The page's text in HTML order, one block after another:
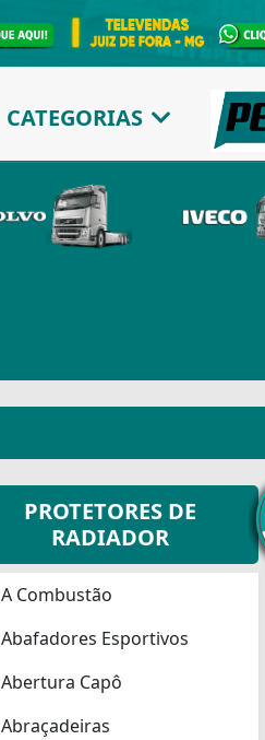
CATEGORIAS
PROTETORES DE
RADIADOR
A Combustão
Abafadores Esportivos
Abertura Capô
Abraçadeiras